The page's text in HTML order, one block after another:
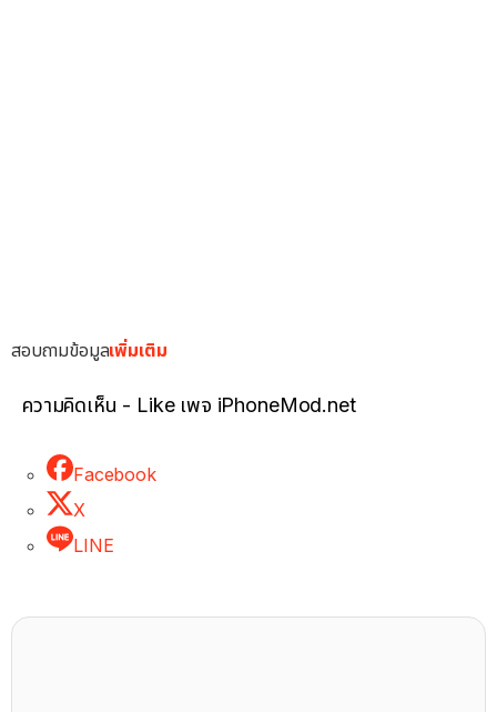
สอบถามข้อมูลเพิ่มเติม
ความคิดเห็น - Like เพจ iPhoneMod.net
Facebook
X
LINE